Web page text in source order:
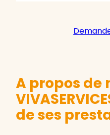
A propos de
de ses